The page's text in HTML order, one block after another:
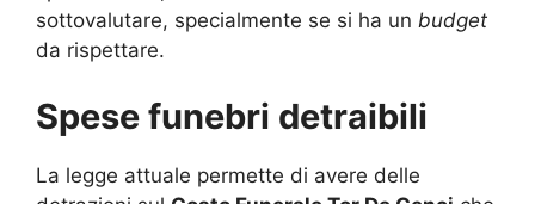
sottovalutare, specialmente se si ha un budget
da rispettare.
Spese funebri detraibili
La legge attuale permette di avere delle